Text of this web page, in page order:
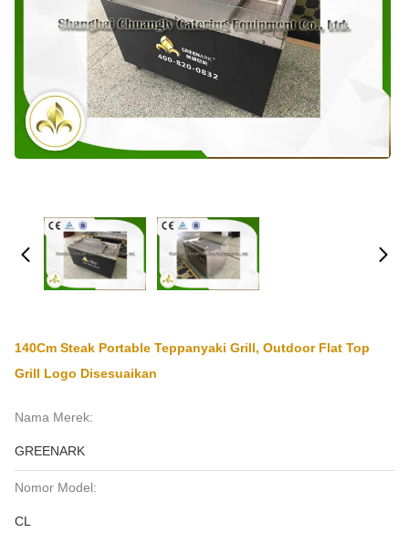
140Cm Steak Portable Teppanyaki Grill, Outdoor Flat Top
Grill Logo Disesuaikan
Nama Merek:
GREENARK
Nomor Model:
CL